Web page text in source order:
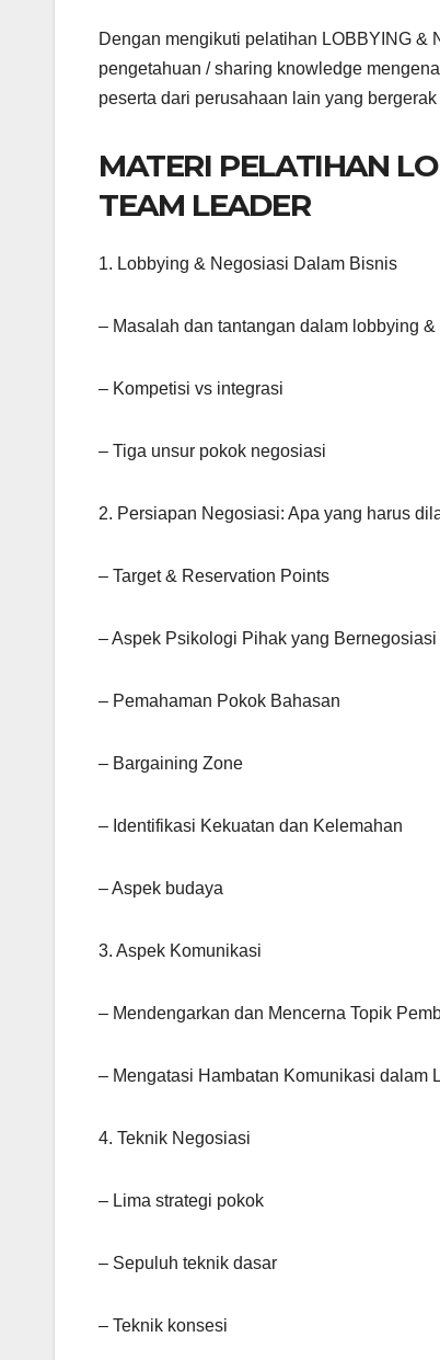
Dengan mengikuti pelatihan LOBBYING &
pengetahuan / sharing knowledge
peserta dari perusahaan lain yang
MATERI PELATIHAN
TEAM LEADER
1. Lobbying & Negosiasi Dalam Bisnis
– Masalah dan tantangan dalam lobbying
– Kompetisi vs integrasi
– Tiga unsur pokok negosiasi
2. Persiapan Negosiasi: Apa yang harus
– Target & Reservation Points
– Aspek Psikologi Pihak yang Bernegosiasi
– Pemahaman Pokok Bahasan
– Bargaining Zone
– Identifikasi Kekuatan dan Kelemahan
– Aspek budaya
3. Aspek Komunikasi
– Mendengarkan dan Mencerna Topik
– Mengatasi Hambatan Komunikasi dalam
4. Teknik Negosiasi
– Lima strategi pokok
– Sepuluh teknik dasar
– Teknik konsesi